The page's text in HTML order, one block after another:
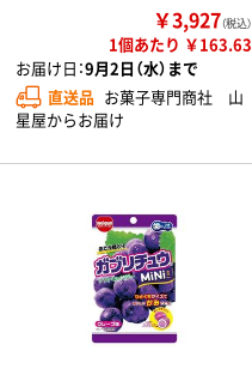
￥3,927（税込）
1個あたり ￥163.63
お届け日：9月2日（水）まで
直送品 お菓子専門商社 山
星屋からお届け